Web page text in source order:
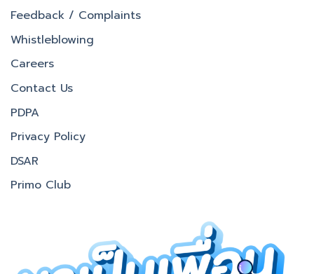
Feedback / Complaints
Whistleblowing
Careers
Contact Us
PDPA
Privacy Policy
DSAR
Primo Club